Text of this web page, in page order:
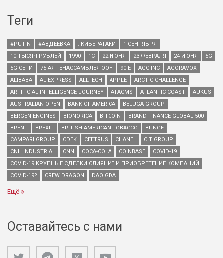
Теги
#PUTIN #АВДЕЕВКА . КИБЕРАТАКИ
1 СЕНТЯБРЯ
10 ТЫСЯЧ РУБЛЕЙ
1990 1С 22 ИЮНЯ 23 ФЕВРАЛЯ 24 ИЮНЯ
5G
5G-СЕТИ
75-АЯ ГЕНАССАМБЛЕЯ ООН 90-Е AGC INC
AGORAVOX
ALIBABA
ALIEXPRESS ALLTECH APPLE
ARCTIC CHALLENGE
ARTIFICIAL INTELLIGENCE JOURNEY
ATACMS ATLANTIC COAST
AUKUS
AUSTRALIAN OPEN
BANK OF AMERICA
BELUGA GROUP
BERGEN ENGINES
BIONORICA BITCOIN
BRAND FINANCE GLOBAL 500
BRENT
BREXIT BRITISH AMERICAN TOBACCO
BUNGE
CAMPARI GROUP
CDEK CEETRUS CHANEL
CITIGROUP
CNH INDUSTRIAL
CNN COCA-COLA COINBASE
COVID-19
COVID-19 КРУПНЫЕ СДЕЛКИ СЛИЯНИЕ И ПРИОБРЕТЕНИЕ КОМПАНИЙ
COVID-19?
CREW DRAGON DAO GDA
Ещё
Оставайтесь с нами